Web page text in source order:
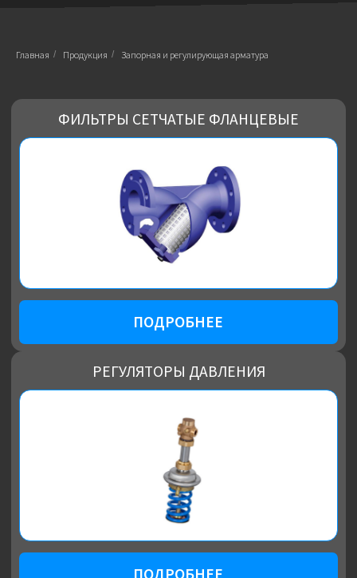
Главная / Продукция / Запорная и регулирующая арматура
ПОДРОБНЕЕ
ПОДРОБНЕЕ
РЕГУЛЯТОРЫ ДАВЛЕНИЯ